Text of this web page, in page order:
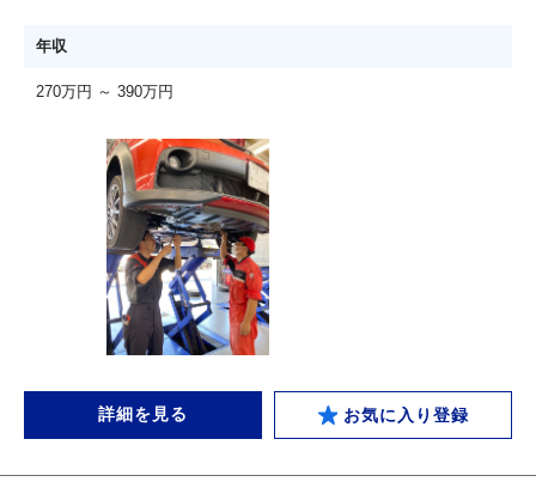
年収
270万円 ～ 390万円
詳細を見る お気に入り登録